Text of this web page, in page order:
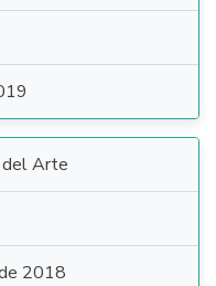
del Arte
2018